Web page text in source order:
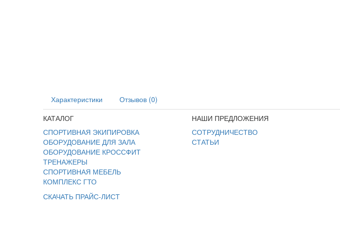
Характеристики
Отзывов (0)
КАТАЛОГ
СПОРТИВНАЯ ЭКИПИРОВКА
ОБОРУДОВАНИЕ ДЛЯ ЗАЛА
ОБОРУДОВАНИЕ КРОССФИТ
ТРЕНАЖЕРЫ
СПОРТИВНАЯ МЕБЕЛЬ
КОМПЛЕКС ГТО
СКАЧАТЬ ПРАЙС-ЛИСТ
НАШИ ПРЕДЛОЖЕНИЯ
СОТРУДНИЧЕСТВО
СТАТЬИ